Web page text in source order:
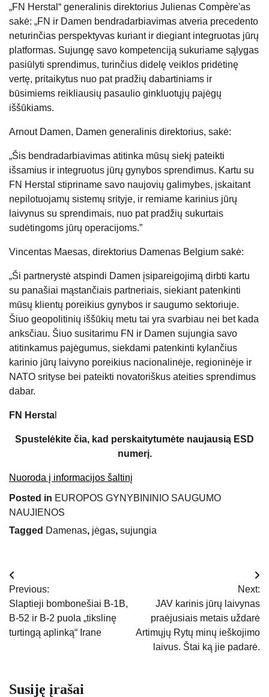
„FN Herstal“ generalinis direktorius Julienas Compère'as
sakė: „FN ir Damen bendradarbiavimas atveria precedento
neturinčias perspektyvas kuriant ir diegiant integruotas jūrų
platformas. Sujungę savo kompetenciją sukuriame sąlygas
pasiūlyti sprendimus, turinčius didelę veiklos pridėtinę
vertę, pritaikytus nuo pat pradžių dabartiniams ir
būsimiems reikliausių pasaulio ginkluotųjų pajėgų
iššūkiams.
Arnout Damen, Damen generalinis direktorius, sakė:
„Šis bendradarbiavimas atitinka mūsų siekį pateikti
išsamius ir integruotus jūrų gynybos sprendimus. Kartu su
FN Herstal stipriname savo naujovių galimybes, įskaitant
nepilotuojamų sistemų srityje, ir remiame karinius jūrų
laivynus su sprendimais, nuo pat pradžių sukurtais
sudėtingoms jūrų operacijoms.”
Vincentas Maesas, direktorius Damenas Belgium sakė:
„Ši partnerystė atspindi Damen įsipareigojimą dirbti kartu
su panašiai mąstančiais partneriais, siekiant patenkinti
mūsų klientų poreikius gynybos ir saugumo sektoriuje.
Šiuo geopolitinių iššūkių metu tai yra svarbiau nei bet kada
anksčiau. Šiuo susitarimu FN ir Damen sujungia savo
atitinkamus pajėgumus, siekdami patenkinti kylančius
karinio jūrų laivyno poreikius nacionalinėje, regioninėje ir
NATO srityse bei pateikti novatoriškus ateities sprendimus
dabar.
FN Hersta
Spustelėkite čia, kad perskaitytumėte naujausią ESD
numerį.
Nuoroda į informacijos šaltinį
Posted in EUROPOS GYNYBININIO SAUGUMO
NAUJIENOS
Tagged Damenas, jėgas, sujungia
Navigacija
tarp
įrašų
Previous:
Slaptieji bombonešiai B-1B,
B-52 ir B-2 puola „tikslinę
turtingą aplinką“ Irane
Next:
JAV karinis jūrų laivynas
praėjusiais metais uždarė
Artimųjų Rytų minų ieškojimo
laivus. Štai ką jie padarė.
Susiję įrašai